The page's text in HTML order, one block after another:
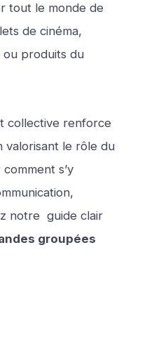
tout le monde de
de cinéma,
ou produits du
collective renforce
valorisant le rôle du
s’y
notre guide clair
groupées